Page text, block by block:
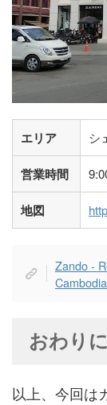
エリア シ
営業時間
地図
Zando -
おわりに
以上、今回は